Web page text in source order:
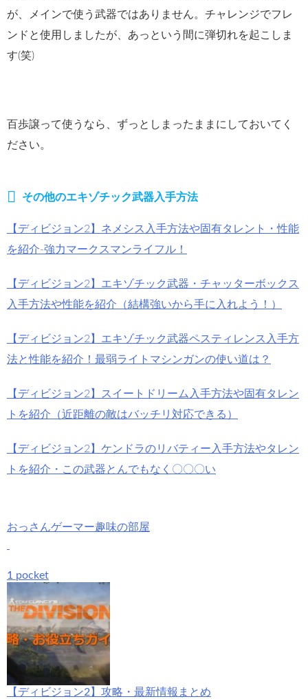
が、メインで使う武器ではありません。チャレンジでフレ
ンドと使用しましたが、あっという間に弾切れを起こしま
す(笑)
百歩譲って使うなら、ずっとしまったままにしておいてく
ださい。
その他のエキゾチック武器入手方法
【ディビジョン2】ネメシス入手方法や固有タレント・性能
を紹介-強力マークスマンライフル！
【ディビジョン2】エキゾチック武器・チャッターボックス
入手方法や性能を紹介（結構強いから手に入れよう！）
【ディビジョン2】エキゾチック武器ペスティレンス入手方
法と性能を紹介！最弱ライトマシンガンの使い道は？
【ディビジョン2】スイートドリーム入手方法や固有タレン
トを紹介（近距離の敵はバッチリ対応できる）
【ディビジョン2】ケンドラのリバティー入手方法やタレン
トを紹介・この武器とんでもなく〇〇〇い
おっさんゲーマー趣味の部屋
1 pocket
【ディビジョン2】攻略・最新情報まとめ